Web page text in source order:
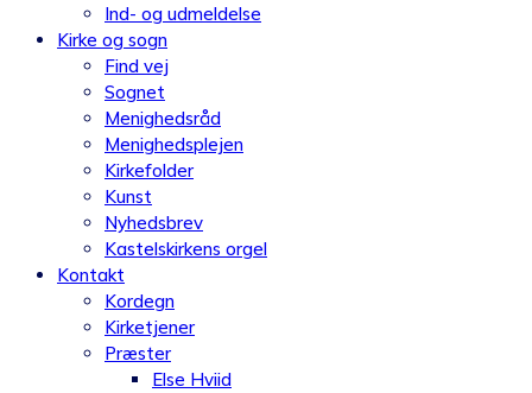
Ind- og udmeldelse
Kirke og sogn
Find vej
Sognet
Menighedsråd
Menighedsplejen
Kirkefolder
Kunst
Nyhedsbrev
Kastelskirkens orgel
Kontakt
Kordegn
Kirketjener
Præster
Else Hviid